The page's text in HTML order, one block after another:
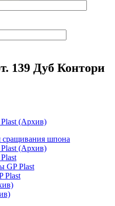
139 Дуб Контори
(Архив)
сращивания шпона
(Архив)
GP Plast
Plast